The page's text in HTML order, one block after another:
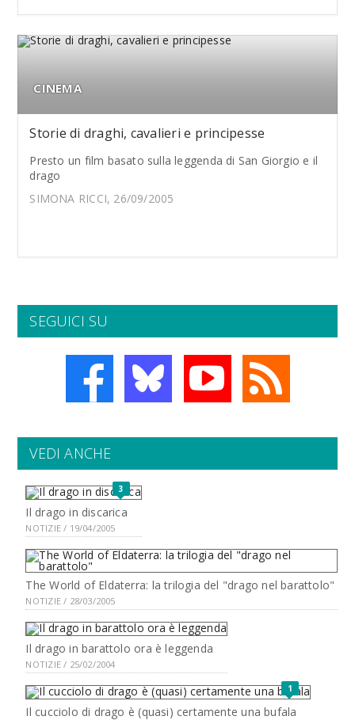
CINEMA
Storie di draghi, cavalieri e principesse
Presto un film basato sulla leggenda di San Giorgio e il
drago
SIMONA RICCI, 26/09/2005
SEGUICI SU
VEDI ANCHE
3
Il drago in discarica
NOTIZIE / 19/04/2005
The World of Eldaterra: la trilogia del "drago nel barattolo"
NOTIZIE / 28/03/2005
Il drago in barattolo ora è leggenda
NOTIZIE / 25/02/2004
1
Il cucciolo di drago è (quasi) certamente una bufala